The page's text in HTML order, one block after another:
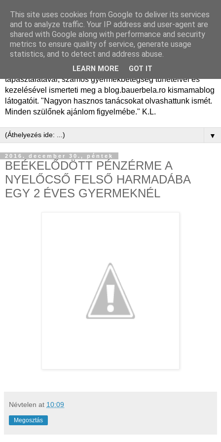
Dr. Bauer Béla Ph.D.
gyermekgyógyász
Dr. Bauer Béla Ph.D. gyermekgyógyász főorvos, 50 éves
tapasztalatával, számos gyermekbetegség tüneteivel és
kezelésével ismerteti meg a blog.bauerbela.ro kismamablog
látogatóit. "Nagyon hasznos tanácsokat olvashattunk ismét.
Minden szülőnek ajánlom figyelmébe." K.L.
▼
2016. december 30., péntek
BEÉKELŐDÖTT PÉNZÉRME A
NYELŐCSŐ FELSŐ HARMADÁBA
EGY 2 ÉVES GYERMEKNÉL
Névtelen at 10:09
Megosztás
This site uses cookies from Google to deliver its services
and to analyze traffic. Your IP address and user-agent are
shared with Google along with performance and security
metrics to ensure quality of service, generate usage
statistics, and to detect and address abuse.
LEARN MORE GOT IT